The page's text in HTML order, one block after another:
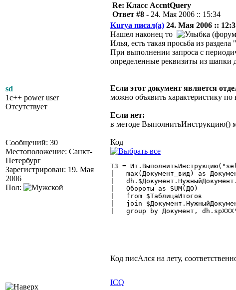
sd
1c++ power user
Отсутствует
Сообщений: 30
Местоположение: Санкт-
Петербург
Зарегистрирован: 19. Мая
2006
Пол:
Re: Класс AccntQuery
Ответ #8 - 24. Мая 2006 :: 15:34
Kurya писал(а) 24. Мая 2006 ::
Нашел наконец то
Илья, есть такая просьба из
При выполнении запроса с
определенные реквизиты из шапки
Если этот документ является
можно объявить характеристику
Если нет:
в методе ВыполнитьИнструкцию()
Код
ТЗ =
|   max(Документ_вид) as
|
|   Обороты as SUM(ДО)
|   from $ТаблицаИтогов
|   join
|   group by Документ,
Код писАлся на лету,
ICQ